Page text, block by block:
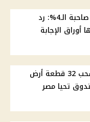
القصة الكاملة لأزمة ريم صاحبة الـ4%: رد
أوراق الإجابة
توفيق عكاشة يطالب بسحب 32 قطعة أرض
تحيا مصر